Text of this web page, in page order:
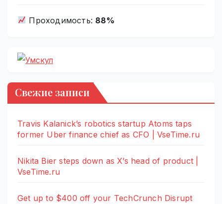
Проходимость: 88%
Свежие записи
Travis Kalanick’s robotics startup Atoms taps
former Uber finance chief as CFO | VseTime.ru
Nikita Bier steps down as X’s head of product |
VseTime.ru
Get up to $400 off your TechCrunch Disrupt